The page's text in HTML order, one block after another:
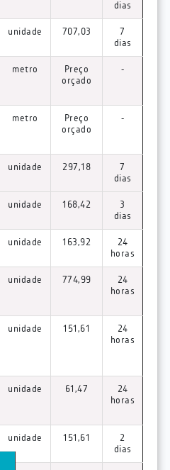
dias
unidade 707,03
7
dias
metro
Preço
orçado
-
metro
Preço
orçado
-
unidade 297,18
7
dias
unidade 168,42
3
dias
unidade 163,92
24
horas
unidade 774,99
24
horas
unidade 151,61
24
horas
unidade 61,47
24
horas
unidade 151,61
2
dias